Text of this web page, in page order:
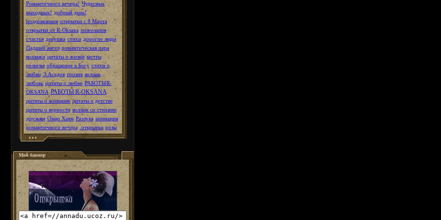
Романтичного вечера! Чудесных
выходных! добрый день!
поздравления открытки с 8 Марта
открытки от R-Oksana пожелания
счастья девушка стихи дорогие люди
Падший ангел романтическая пара
коллажи цитаты о жизни мечты
религия обращение к Богу стихи о
любви Э.Асадов поэзия коллаж
любовь цитаты о любви РАБОТЫR-
OKSANA РАБОТЫ R-OKSANA
цитаты о женщине цитаты о детстве
цитаты о верности коллаж со стихами
друзьям Омар Хаям Разлука анимация
романтичного вечера .открытки розы
Мой баннер